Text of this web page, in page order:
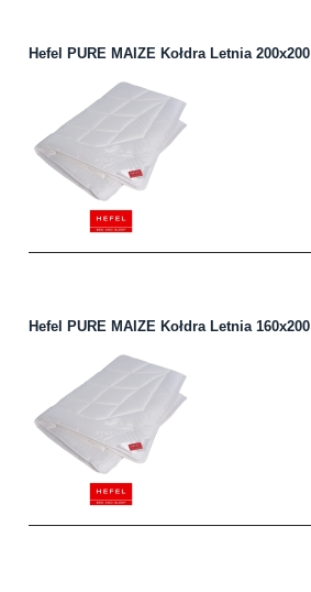
Hefel PURE MAIZE Kołdra Letnia 200x200
Hefel PURE MAIZE Kołdra Letnia 160x200